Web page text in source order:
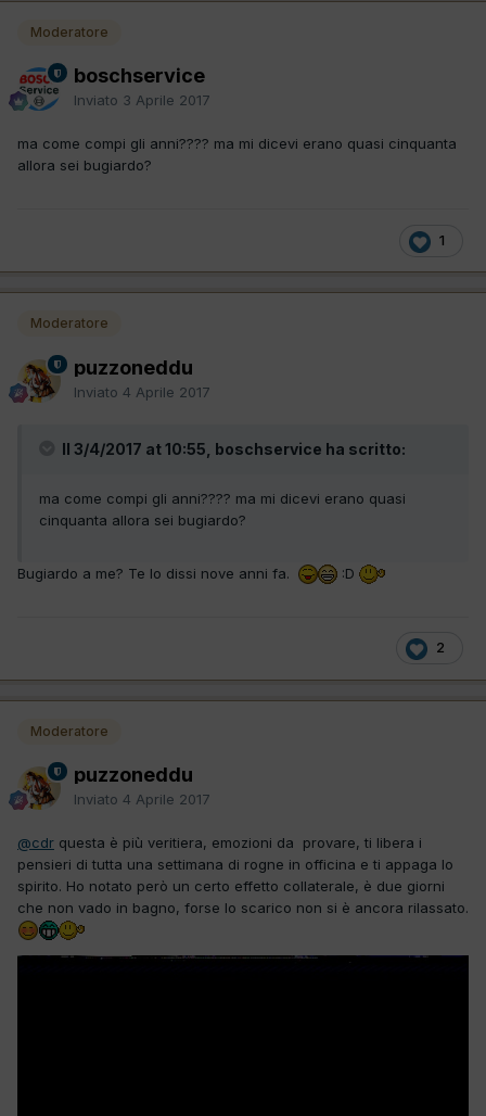
Moderatore
boschservice
Inviato 3 Aprile 2017
ma come compi gli anni???? ma mi dicevi erano quasi cinquanta
allora sei bugiardo?
1
Moderatore
puzzoneddu
Inviato 4 Aprile 2017
Il 3/4/2017 at 10:55, boschservice ha scritto:
ma come compi gli anni???? ma mi dicevi erano quasi
cinquanta allora sei bugiardo?
Bugiardo a me? Te lo dissi nove anni fa. :D
2
Moderatore
puzzoneddu
Inviato 4 Aprile 2017
@cdr questa è più veritiera, emozioni da provare, ti libera i
pensieri di tutta una settimana di rogne in officina e ti appaga lo
spirito. Ho notato però un certo effetto collaterale, è due giorni
che non vado in bagno, forse lo scarico non si è ancora rilassato.